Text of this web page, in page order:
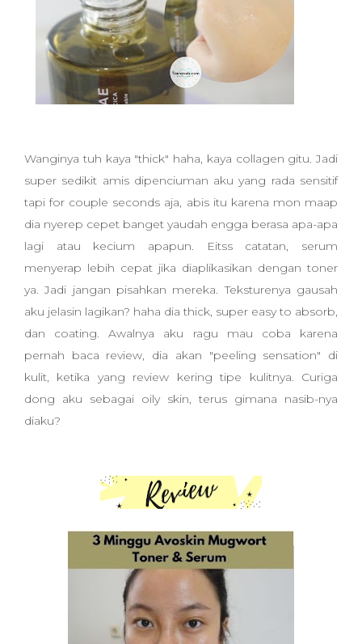
Wanginya tuh kaya "thick" haha, kaya collagen gitu. Jadi
super sedikit amis dipenciuman aku yang rada sensitif
tapi for couple seconds aja, abis itu karena mon maap
dia nyerep cepet banget yaudah engga berasa apa-apa
lagi atau kecium apapun. Eitss catatan, serum
menyerap lebih cepat jika diaplikasikan dengan toner
ya. Jadi jangan pisahkan mereka. Teksturenya gausah
aku jelasin lagikan? haha dia thick, super easy to absorb,
dan coating. Awalnya aku ragu mau coba karena
pernah baca review, dia akan "peeling sensation" di
kulit, ketika yang review kering tipe kulitnya. Curiga
dong aku sebagai oily skin, terus gimana nasib-nya
diaku?